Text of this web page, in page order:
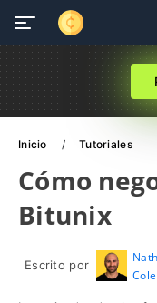
Inicio Tutoriales
Cómo
Bitunix
Escrito por
Cole